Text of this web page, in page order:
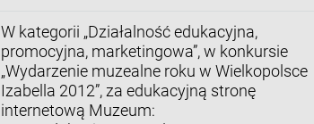
W kategorii „Działalność edukacyjna,
promocyjna, marketingowa”, w konkursie
„Wydarzenie muzealne roku w Wielkopolsce
Izabella 2012”, za edukacyjną stronę
internetową Muzeum: